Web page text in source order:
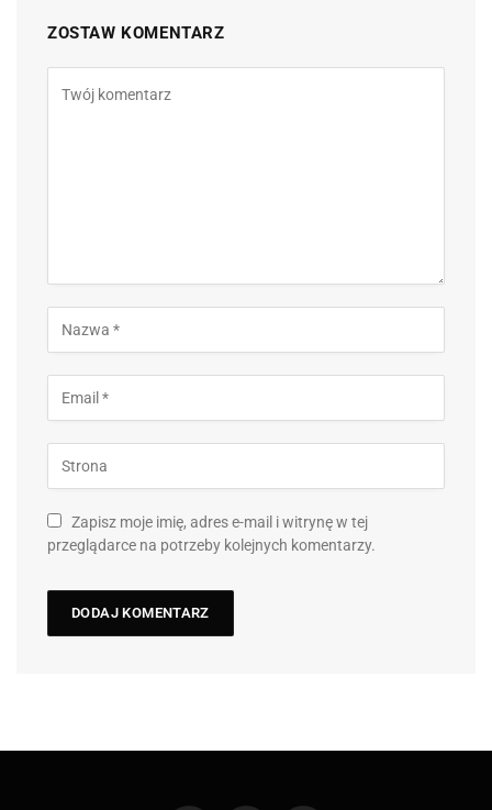
ZOSTAW KOMENTARZ
Zapisz moje imię, adres e-mail i witrynę w tej
przeglądarce na potrzeby kolejnych komentarzy.